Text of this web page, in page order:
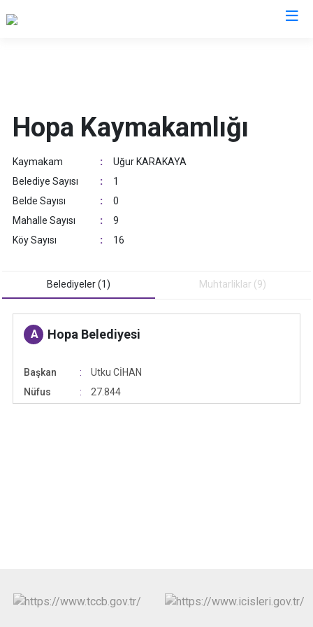
Arhavi
Hopa
Murgul
Şavşat
Yusufeli
Hopa Kaymakamlığı
Kaymakam :
Uğur KARAKAYA
Belediye Sayısı
:
1
Belde Sayısı
:
0
Mahalle Sayısı
:
9
Köy Sayısı
: 16
Belediyeler (1) Muhtarliklar (9)
A Hopa Belediyesi
Başkan
Utku CİHAN
Nüfus
27.844